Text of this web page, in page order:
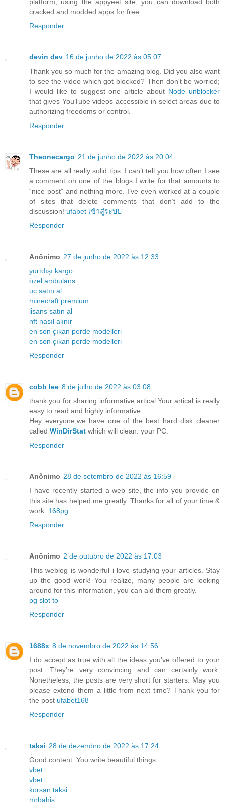
cracked and modded apps for free
Responder
devin dev 16 de junho de 2022 às 05:07
Thank you so much for the amazing blog. Did you also want
to see the video which got blocked? Then don't be worried;
I would like to suggest one article about Node unblocker
that gives YouTube videos accessible in select areas due to
authorizing freedoms or control.
Responder
Theonecargo 21 de junho de 2022 às 20:04
These are all really solid tips. I can’t tell you how often I see
a comment on one of the blogs I write for that amounts to
“nice post” and nothing more. I’ve even worked at a couple
of sites that delete comments that don’t add to the
discussion! ufabet เข้าสู่ระบบ
Responder
Anônimo 27 de junho de 2022 às 12:33
yurtdışı kargo
özel ambulans
uc satın al
minecraft premium
lisans satın al
nft nasıl alınır
en son çıkan perde modelleri
en son çıkan perde modelleri
Responder
cobb lee 8 de julho de 2022 às 03:08
thank you for sharing informative artical.Your artical is really
easy to read and highly informative.
Hey everyone,we have one of the best hard disk cleaner
called WinDirStat which will clean. your PC.
Responder
Anônimo 28 de setembro de 2022 às 16:59
I have recently started a web site, the info you provide on
this site has helped me greatly. Thanks for all of your time &
work. 168pg
Responder
Anônimo 2 de outubro de 2022 às 17:03
This weblog is wonderful i love studying your articles. Stay
up the good work! You realize, many people are looking
around for this information, you can aid them greatly.
pg slot to
Responder
1688x 8 de novembro de 2022 às 14:56
I do accept as true with all the ideas you’ve offered to your
post. They’re very convincing and can certainly work.
Nonetheless, the posts are very short for starters. May you
please extend them a little from next time? Thank you for
the post ufabet168
Responder
taksi 28 de dezembro de 2022 às 17:24
Good content. You write beautiful things.
vbet
vbet
korsan taksi
mrbahis